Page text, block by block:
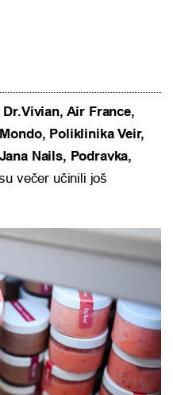
Dr.Vivian, Air France,
Poliklinika Veir,
Nails, Podravka,
večer učinili još